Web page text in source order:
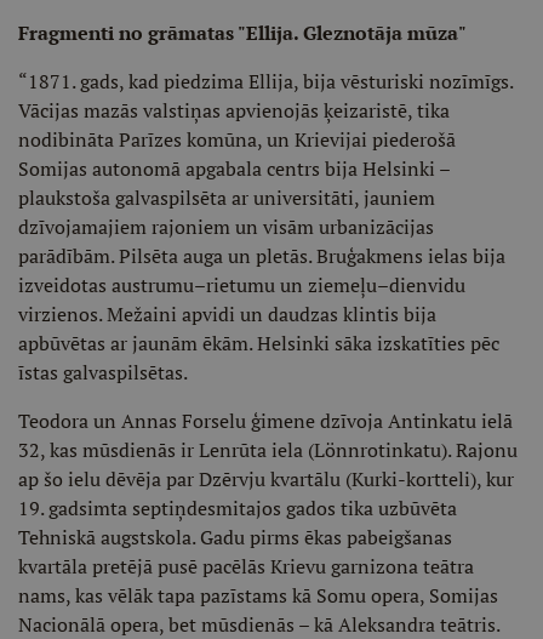
Fragmenti no grāmatas "Ellija. Gleznotāja mūza"
“1871. gads, kad piedzima Ellija, bija vēsturiski nozīmīgs.
Vācijas mazās valstiņas apvienojās ķeizaristē, tika
nodibināta Parīzes komūna, un Krievijai piederošā
Somijas autonomā apgabala centrs bija Helsinki –
plaukstoša galvaspilsēta ar universitāti, jauniem
dzīvojamajiem rajoniem un visām urbanizācijas
parādībām. Pilsēta auga un pletās. Bruģakmens ielas bija
izveidotas austrumu–rietumu un ziemeļu–dienvidu
virzienos. Mežaini apvidi un daudzas klintis bija
apbūvētas ar jaunām ēkām. Helsinki sāka izskatīties pēc
īstas galvaspilsētas.
Teodora un Annas Forselu ģimene dzīvoja Antinkatu ielā
32, kas mūsdienās ir Lenrūta iela (Lönnrotinkatu). Rajonu
ap šo ielu dēvēja par Dzērvju kvartālu (Kurki-kortteli), kur
19. gadsimta septiņdesmitajos gados tika uzbūvēta
Tehniskā augstskola. Gadu pirms ēkas pabeigšanas
kvartāla pretējā pusē pacēlās Krievu garnizona teātra
nams, kas vēlāk tapa pazīstams kā Somu opera, Somijas
Nacionālā opera, bet mūsdienās – kā Aleksandra teātris.